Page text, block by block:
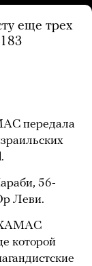
еще трех
передала
56-
Леви.
ХАМАС
которой